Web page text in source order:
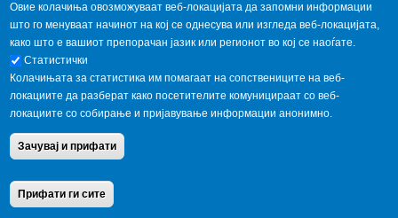
Copyright © 2013 Garnet All Rights Reserved. Designed by
Home
Овие колачиња овозможуваат веб-локацијата да запомни информации
што го менуваат начинот на кој се однесува или изгледа веб-локацијата,
како што е вашиот препорачан јазик или регионот во кој се наоѓате.
Статистички
Колачињата за статистика им помагаат на сопствениците на веб-
локациите да разберат како посетителите комуницираат со веб-
локациите со собирање и пријавување информации анонимно.
Зачувај и прифати
Прифати ги сите